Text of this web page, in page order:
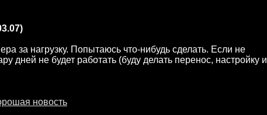
за нагрузку. Попытаюсь что-нибудь сделать. Если не
дней не будет работать (буду делать перенос, настройку и
новость